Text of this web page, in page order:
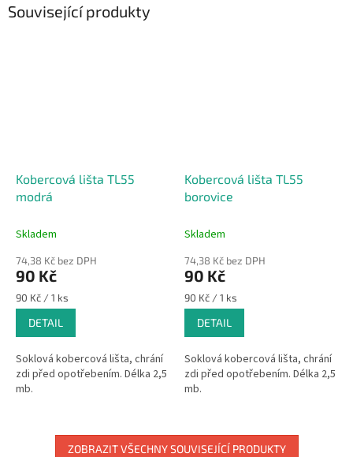
Související produkty
Kobercová lišta TL55
modrá
Skladem
74,38 Kč bez DPH
90 Kč
Měrná
cena:
90 Kč / 1 ks
DETAIL
Soklová kobercová lišta, chrání
zdi před opotřebením. Délka 2,5
mb.
Kobercová lišta TL55
borovice
Skladem
74,38 Kč bez DPH
90 Kč
Měrná
cena:
90 Kč / 1 ks
DETAIL
Soklová kobercová lišta, chrání
zdi před opotřebením. Délka 2,5
mb.
ZOBRAZIT VŠECHNY SOUVISEJÍCÍ PRODUKTY